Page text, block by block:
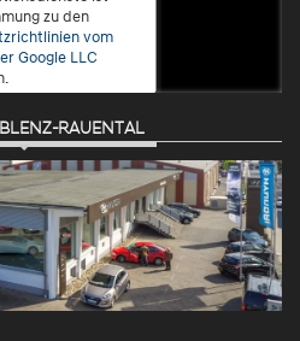
zu den
vom
Google LLC
und
RAUENTAL